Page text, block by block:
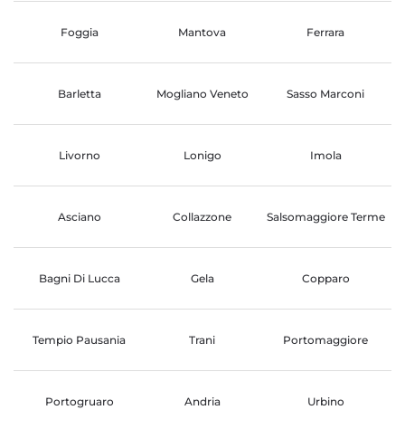
Foggia Mantova Ferrara
Barletta Mogliano Veneto Sasso Marconi
Livorno Lonigo Imola
Asciano Collazzone Salsomaggiore Terme
Bagni Di Lucca Gela Copparo
Tempio Pausania Trani Portomaggiore
Portogruaro Andria Urbino